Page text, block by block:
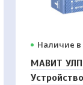
Наличие в
МАВИТ